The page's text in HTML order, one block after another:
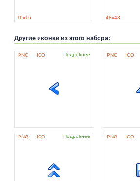
16x16 48x48
Другие иконки из этого набора:
PNG ICO Подробнее PNG ICO
PNG ICO Подробнее PNG ICO